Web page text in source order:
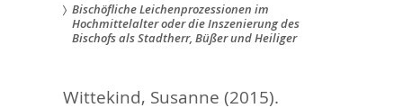
Sie
sind
hier:
Bischöfliche Leichenprozessionen im
Hochmittelalter oder die Inszenierung des
Bischofs als Stadtherr, Büßer und Heiliger
Wittekind, Susanne (2015).